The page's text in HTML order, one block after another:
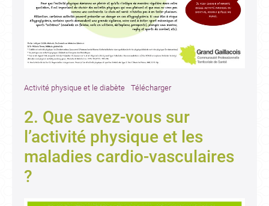
Activité physique et le diabète Télécharger
2. Que savez-vous sur
l’activité physique et les
maladies cardio-vasculaires
?